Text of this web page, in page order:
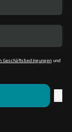
Geschäftsbedingungen und